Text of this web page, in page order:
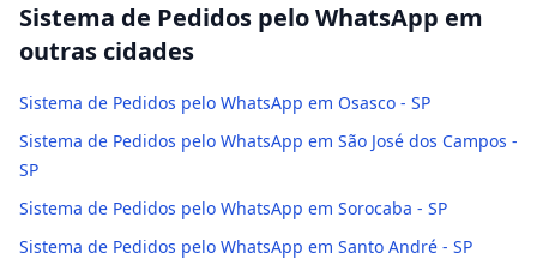
Sistema de Pedidos pelo WhatsApp em
outras cidades
Sistema de Pedidos pelo WhatsApp em Osasco - SP
Sistema de Pedidos pelo WhatsApp em São José dos Campos -
SP
Sistema de Pedidos pelo WhatsApp em Sorocaba - SP
Sistema de Pedidos pelo WhatsApp em Santo André - SP